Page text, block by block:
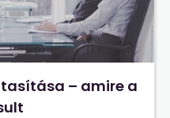
– amire a